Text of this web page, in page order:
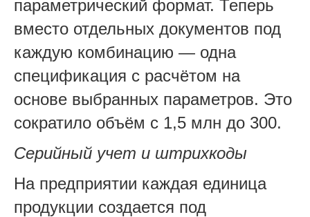
параметрический формат. Теперь
вместо отдельных документов под
каждую комбинацию — одна
спецификация с расчётом на
основе выбранных параметров. Это
сократило объём с 1,5 млн до 300.
Серийный учет и штрихкоды
На предприятии каждая единица
продукции создается под